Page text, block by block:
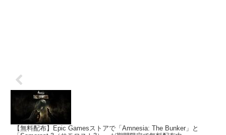
【無料配布】Epic Gamesストアで「Amnesia: The Bunker」と